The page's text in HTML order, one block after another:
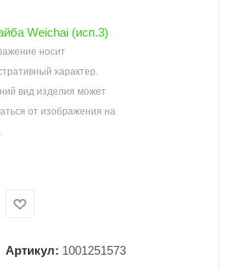
носит
характер.
вид изделия может
от изображения на
Артикул: 1001251573